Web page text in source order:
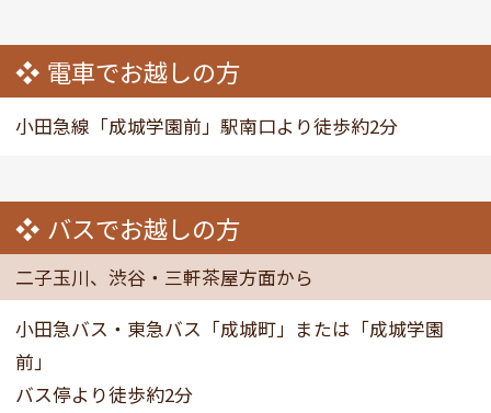
電車でお越しの方
小田急線「成城学園前」駅南口より徒歩約2分
バスでお越しの方
二子玉川、渋谷・三軒茶屋方面から
小田急バス・東急バス「成城町」または「成城学園
前」
バス停より徒歩約2分